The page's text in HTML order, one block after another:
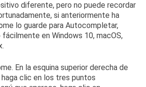
diferente, pero no puede recordar
si anteriormente ha
lo guarde para Autocompletar,
en Windows 10, macOS,
En la esquina superior derecha de
clic en los tres puntos